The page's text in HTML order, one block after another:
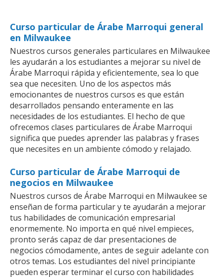
Curso particular de Árabe Marroqui general
en Milwaukee
Nuestros cursos generales particulares en Milwaukee
les ayudarán a los estudiantes a mejorar su nivel de
Árabe Marroqui rápida y eficientemente, sea lo que
sea que necesiten. Uno de los aspectos más
emocionantes de nuestros cursos es que están
desarrollados pensando enteramente en las
necesidades de los estudiantes. El hecho de que
ofrecemos clases particulares de Árabe Marroqui
significa que puedes aprender las palabras y frases
que necesites en un ambiente cómodo y relajado.
Curso particular de Árabe Marroqui de
negocios en Milwaukee
Nuestros cursos de Árabe Marroqui en Milwaukee se
enseñan de forma particular y te ayudarán a mejorar
tus habilidades de comunicación empresarial
enormemente. No importa en qué nivel empieces,
pronto serás capaz de dar presentaciones de
negocios cómodamente, antes de seguir adelante con
otros temas. Los estudiantes del nivel principiante
pueden esperar terminar el curso con habilidades